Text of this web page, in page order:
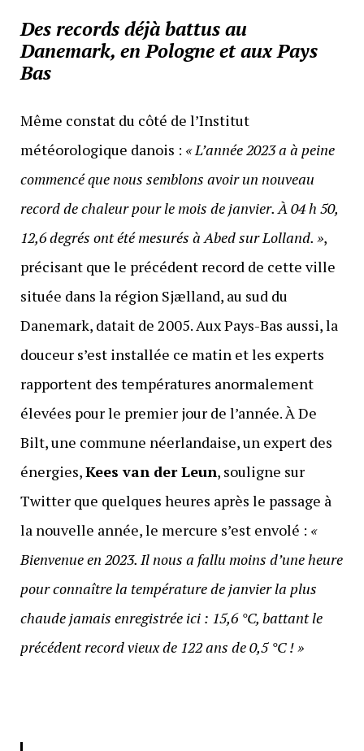
Des records déjà battus au
Danemark, en Pologne et aux Pays
Bas
Même constat du côté de l’Institut
météorologique danois : « L’année 2023 a à peine
commencé que nous semblons avoir un nouveau
record de chaleur pour le mois de janvier. À 04 h 50,
12,6 degrés ont été mesurés à Abed sur Lolland. »,
précisant que le précédent record de cette ville
située dans la région Sjælland, au sud du
Danemark, datait de 2005. Aux Pays-Bas aussi, la
douceur s’est installée ce matin et les experts
rapportent des températures anormalement
élevées pour le premier jour de l’année. À De
Bilt, une commune néerlandaise, un expert des
énergies,Kees van der Leun, souligne sur
Twitter que quelques heures après le passage à
la nouvelle année, le mercure s’est envolé : «
Bienvenue en 2023. Il nous a fallu moins d’une heure
pour connaître la température de janvier la plus
chaude jamais enregistrée ici : 15,6 °C, battant le
précédent record vieux de 122 ans de 0,5 °C ! »